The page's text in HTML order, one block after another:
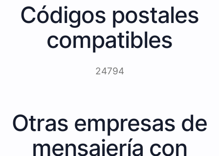
Códigos postales
compatibles
24794
Otras empresas de
mensajería con